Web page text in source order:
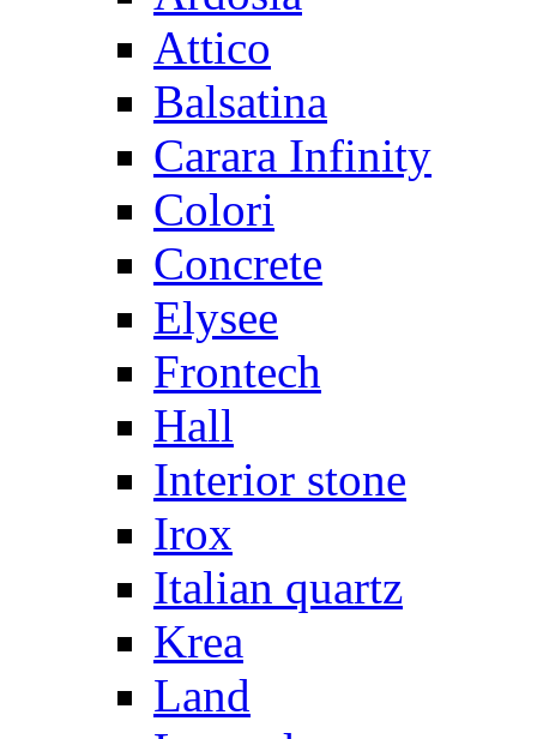
Attico
Balsatina
Carara Infinity
Colori
Concrete
Elysee
Frontech
Hall
Interior stone
Irox
Italian quartz
Krea
Land